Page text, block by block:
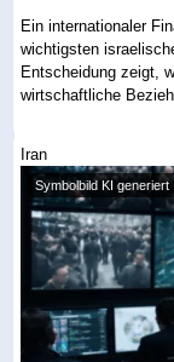
Ein internationaler
wichtigsten
Entscheidung zeigt,
wirtschaftliche
Iran
Symbolbild KI generiert